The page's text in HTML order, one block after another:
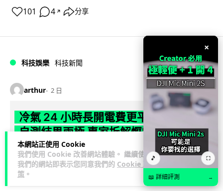
本網站正使用 Cookie
我們使用 Cookie 改善網站體驗。 繼續使用
我們的網站即表示您同意我們的 Cookie 政
策 。
101 4 ↗ 分享
科技娛樂 科技新聞
arthur 2 日
冷氣 24 小時長開電費更平？內地網民
自測結果兩極 專家拆解慳電邏輯
你信唔信冷氣長開 24 小時，電費反而平過開開關關？內地網民
實測結果兩極，有人一個月電費只需 118 元人民幣，有人飆到
過千。電力部門話不能...
×
🎵 ⛶
📖 詳細評測 →